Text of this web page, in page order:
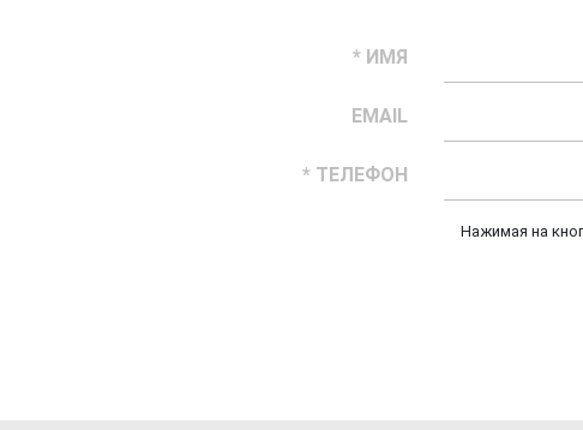
* ИМЯ
EMAIL
* ТЕЛЕФОН
Нажимая на